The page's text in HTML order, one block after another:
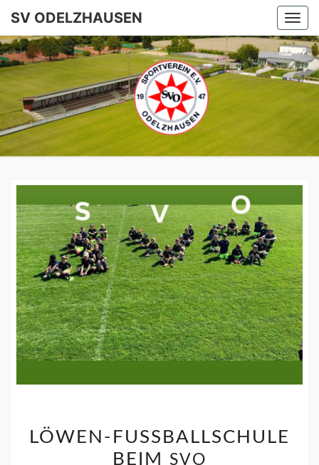
SV ODELZHAUSEN
SV
LÖWEN-FUSSBALLSCHULE B
EIM
SVO